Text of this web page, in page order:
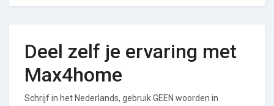
Deel zelf je ervaring met
Max4home
Schrijf in het Nederlands, gebruik GEEN woorden in